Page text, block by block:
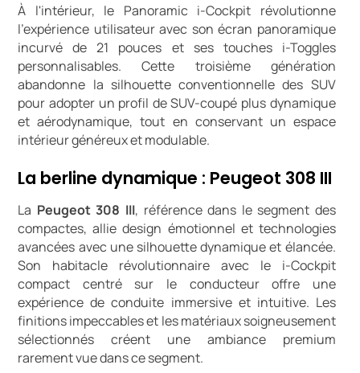
À l'intérieur, le Panoramic i-Cockpit révolutionne
l'expérience utilisateur avec son écran panoramique
incurvé de 21 pouces et ses touches i-Toggles
personnalisables. Cette troisième génération
abandonne la silhouette conventionnelle des SUV
pour adopter un profil de SUV-coupé plus dynamique
et aérodynamique, tout en conservant un espace
intérieur généreux et modulable.
La berline dynamique : Peugeot 308 III
La Peugeot 308 III, référence dans le segment des
compactes, allie design émotionnel et technologies
avancées avec une silhouette dynamique et élancée.
Son habitacle révolutionnaire avec le i-Cockpit
compact centré sur le conducteur offre une
expérience de conduite immersive et intuitive. Les
finitions impeccables et les matériaux soigneusement
sélectionnés créent une ambiance premium
rarement vue dans ce segment.